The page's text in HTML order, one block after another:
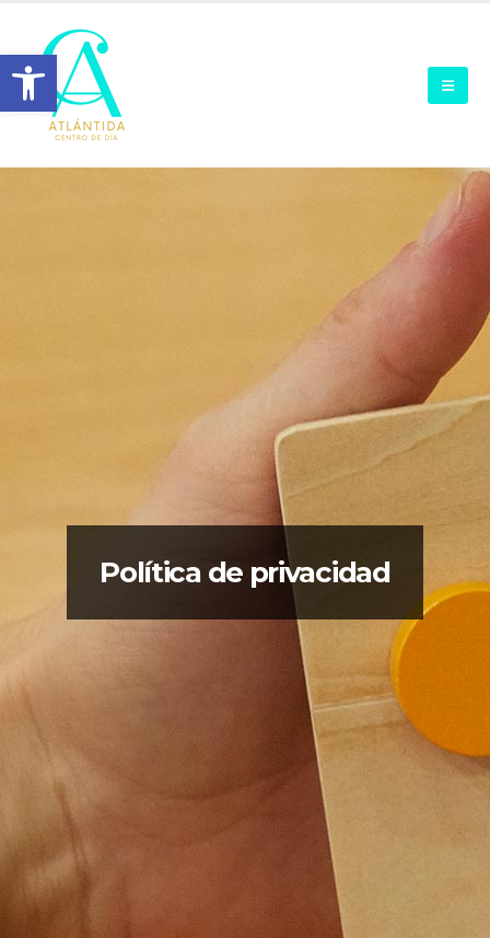
Abrir barra de
Política de privacidad